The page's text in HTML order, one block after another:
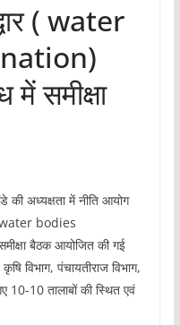
( water
समीक्षा
की अध्यक्षता में नीति आयोग
water bodies
बैठक आयोजित की गई
विभाग, पंचायतीराज विभाग,
10-10 तालाबों की स्थित एवं